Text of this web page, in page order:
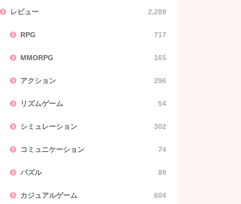
レビュー 2,289
RPG 717
MMORPG 165
アクション 296
リズムゲーム 54
シミュレーション 302
コミュニケーション 74
パズル 89
カジュアルゲーム 604